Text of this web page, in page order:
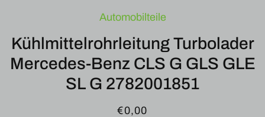
Automobilteile
Kühlmittelrohrleitung Turbolader
Mercedes-Benz CLS G GLS GLE
SL G 2782001851
Normaler
€0,00